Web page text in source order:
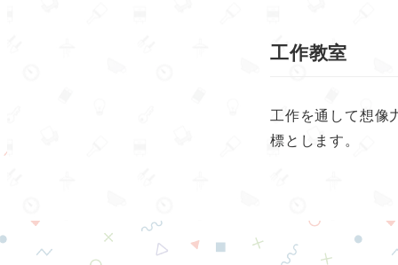
工作教室
工作を通して想像
標とします。